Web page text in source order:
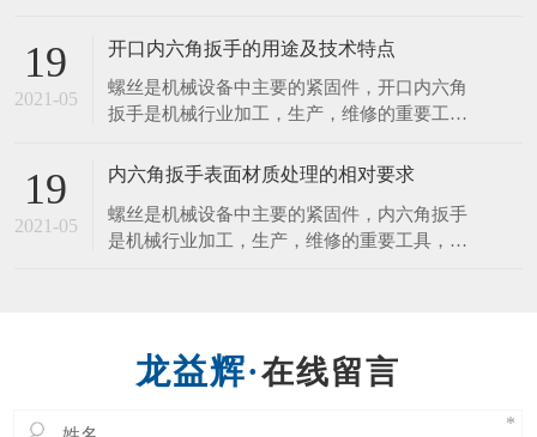
角扳手的不同材质，对内六角扳手提出对应的
表面处理要求。 1．亮铬：像镜面一样的光
亮； 2．亚铬：无光泽； 3．电泳：黑色，有
亮度，在外加直流电的作用下，使带电粒子在
在线留言